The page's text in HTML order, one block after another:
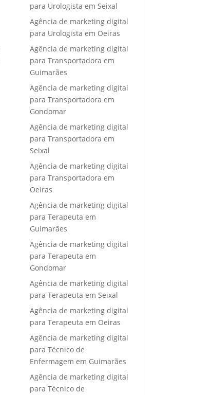
para Urologista em Seixal
Agência de marketing digital
para Urologista em Oeiras
Agência de marketing digital
para Transportadora em
Guimarães
Agência de marketing digital
para Transportadora em
Gondomar
Agência de marketing digital
para Transportadora em
Seixal
Agência de marketing digital
para Transportadora em
Oeiras
Agência de marketing digital
para Terapeuta em
Guimarães
Agência de marketing digital
para Terapeuta em
Gondomar
Agência de marketing digital
para Terapeuta em Seixal
Agência de marketing digital
para Terapeuta em Oeiras
Agência de marketing digital
para Técnico de
Enfermagem em Guimarães
Agência de marketing digital
para Técnico de